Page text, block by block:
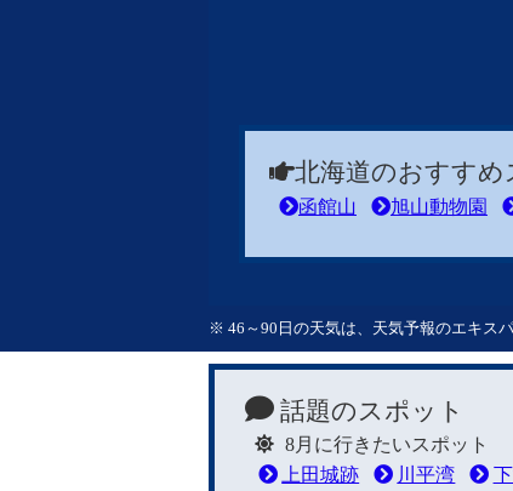
北海道のおすすめ
函館山 旭山動物園
※ 46～90日の天気は、天気予報のエキス
話題のスポット
8月に行きたいスポット
上田城跡
川平湾